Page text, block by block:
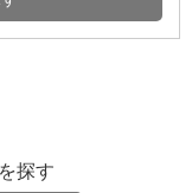
探す